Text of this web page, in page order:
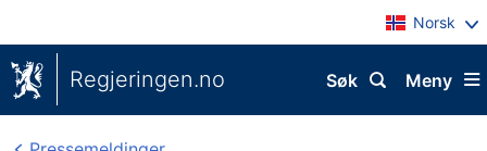
Norsk
Regjeringen.no Meny
Søk